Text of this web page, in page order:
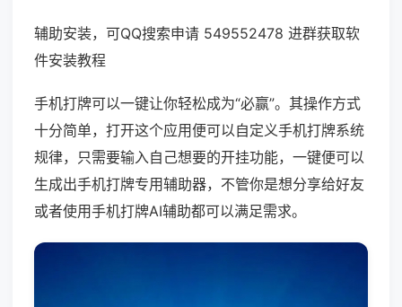
辅助安装，可QQ搜索申请 549552478 进群获取软
件安装教程
手机打牌可以一键让你轻松成为“必赢”。其操作方式
十分简单，打开这个应用便可以自定义手机打牌系统
规律，只需要输入自己想要的开挂功能，一键便可以
生成出手机打牌专用辅助器，不管你是想分享给好友
或者使用手机打牌AI辅助都可以满足需求。